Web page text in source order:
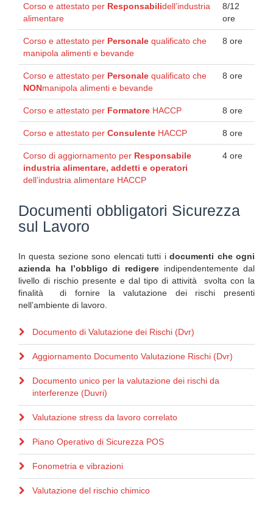
Corso e attestato per Responsabilidell’industria
alimentare
8/12
ore
Corso e attestato per Personale qualificato che
manipola alimenti e bevande
8 ore
Corso e attestato per Personale qualificato che
NONmanipola alimenti e bevande
8 ore
Corso e attestato per Formatore HACCP 8 ore
Corso e attestato per Consulente HACCP 8 ore
Corso di aggiornamento per Responsabile
industria alimentare, addetti e operatori
dell’industria alimentare HACCP
4 ore
Documenti obbligatori Sicurezza
sul Lavoro
In questa sezione sono elencati tutti idocumenti che ogni
azienda ha l’obbligo di redigere indipendentemente dal
livello di rischio presente e dal tipo di attività svolta con la
finalità di fornire la valutazione dei rischi presenti
nell’ambiente di lavoro.
Documento di Valutazione dei Rischi (Dvr)
Aggiornamento Documento Valutazione Rischi (Dvr)
Documento unico per la valutazione dei rischi da
interferenze (Duvri)
Valutazione stress da lavoro correlato
Piano Operativo di Sicurezza POS
Fonometria e vibrazioni
Valutazione del rischio chimico